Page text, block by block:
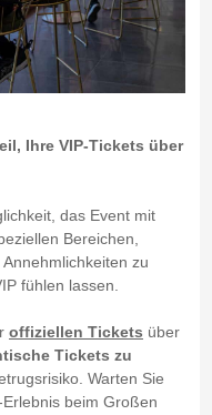
Ihre VIP-Tickets über
das Event mit
Bereichen,
zu
fühlen lassen.
offiziellen Tickets über
Tickets zu
Warten Sie
beim Großen